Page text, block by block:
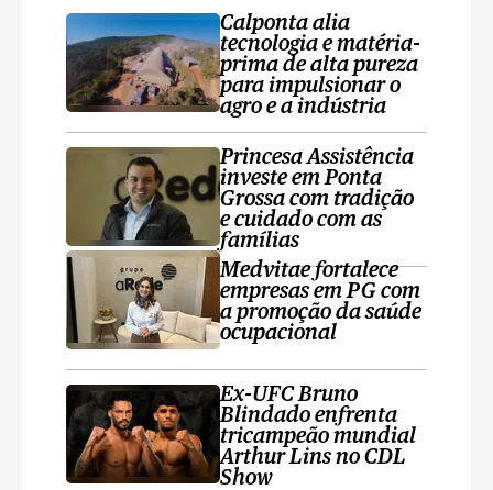
Calponta alia
tecnologia e matéria-
prima de alta pureza
para impulsionar o
agro e a indústria
Princesa Assistência
investe em Ponta
Grossa com tradição
e cuidado com as
famílias
Medvitae fortalece
empresas em PG com
a promoção da saúde
ocupacional
Ex-UFC Bruno
Blindado enfrenta
tricampeão mundial
Arthur Lins no CDL
Show